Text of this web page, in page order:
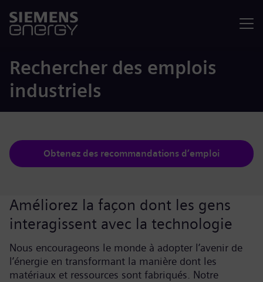
Rechercher des emplois
industriels
Obtenez des recommandations d’emploi
Améliorez la façon dont les gens
interagissent avec la technologie
Nous encourageons le monde à adopter l’avenir de
l’énergie en transformant la manière dont les
matériaux et ressources sont fabriqués. Notre